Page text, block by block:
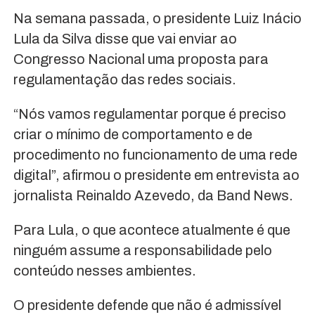
Na semana passada, o presidente Luiz Inácio
Lula da Silva disse que vai enviar ao
Congresso Nacional uma proposta para
regulamentação das redes sociais.
“Nós vamos regulamentar porque é preciso
criar o mínimo de comportamento e de
procedimento no funcionamento de uma rede
digital”, afirmou o presidente em entrevista ao
jornalista Reinaldo Azevedo, da Band News.
Para Lula, o que acontece atualmente é que
ninguém assume a responsabilidade pelo
conteúdo nesses ambientes.
O presidente defende que não é admissível